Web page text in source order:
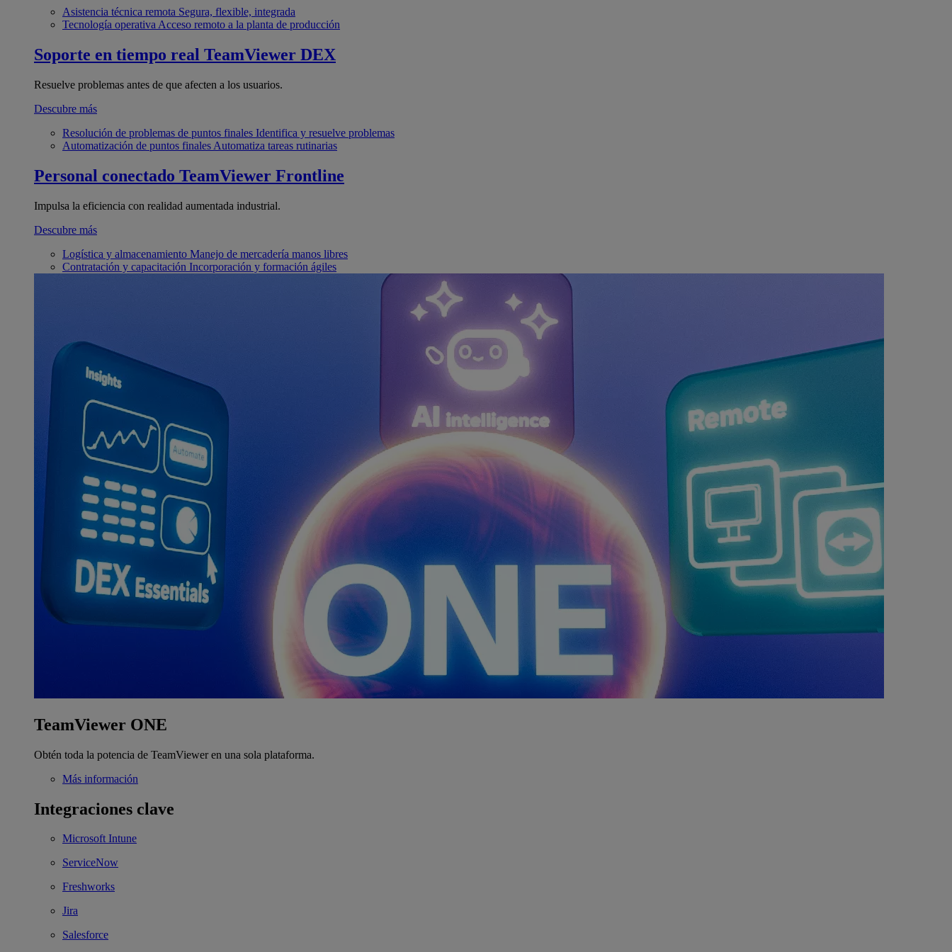
Asistencia técnica remota Segura, flexible, integrada
Tecnología operativa Acceso remoto a la planta de producción
Soporte en tiempo real TeamViewer DEX
Resuelve problemas antes de que afecten a los usuarios.
Descubre más
Resolución de problemas de puntos finales Identifica y resuelve problemas
Automatización de puntos finales Automatiza tareas rutinarias
Personal conectado TeamViewer Frontline
Impulsa la eficiencia con realidad aumentada industrial.
Descubre más
Logística y almacenamiento Manejo de mercadería manos libres
Contratación y capacitación Incorporación y formación ágiles
TeamViewer ONE
Obtén toda la potencia de TeamViewer en una sola plataforma.
Más información
Integraciones clave
Microsoft Intune
ServiceNow
Freshworks
Jira
Salesforce